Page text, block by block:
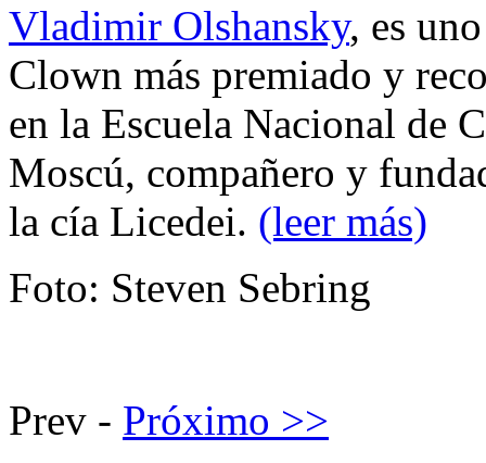
Vladimir Olshansky, es
Clown más premiado y
en la Escuela Nacional de
Moscú, compañero y
la cía Licedei. (leer más)
Foto: Steven Sebring
Prev - Próximo >>